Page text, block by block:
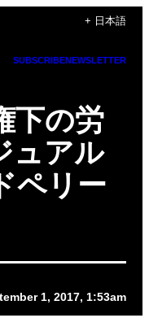
+ 日本語
SUBSCRIBENEWSLETTER
下の労
ュアル
ペリー
1, 2017, 1:53am